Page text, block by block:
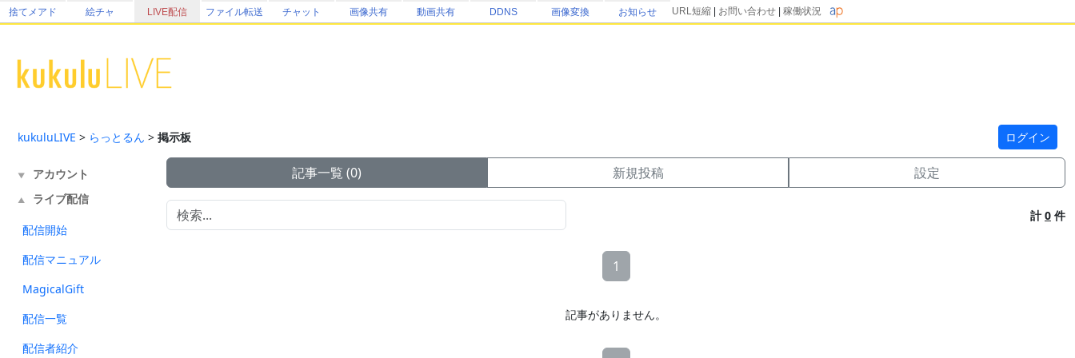
捨てメアド 絵チャ LIVE配信 ファイル転送 チャット 画像共有 動画共有 DDNS 画像変換 お知らせ URL短縮 お問い合わせ 稼働状況
kukuluLIVE > らっとるん > 掲示板 ログイン
▼ アカウント
▲ ライブ配信
配信開始
配信マニュアル
MagicalGift
配信一覧
配信者紹介
記事一覧 (0) 新規投稿 設定
計0 件
1
記事がありません。